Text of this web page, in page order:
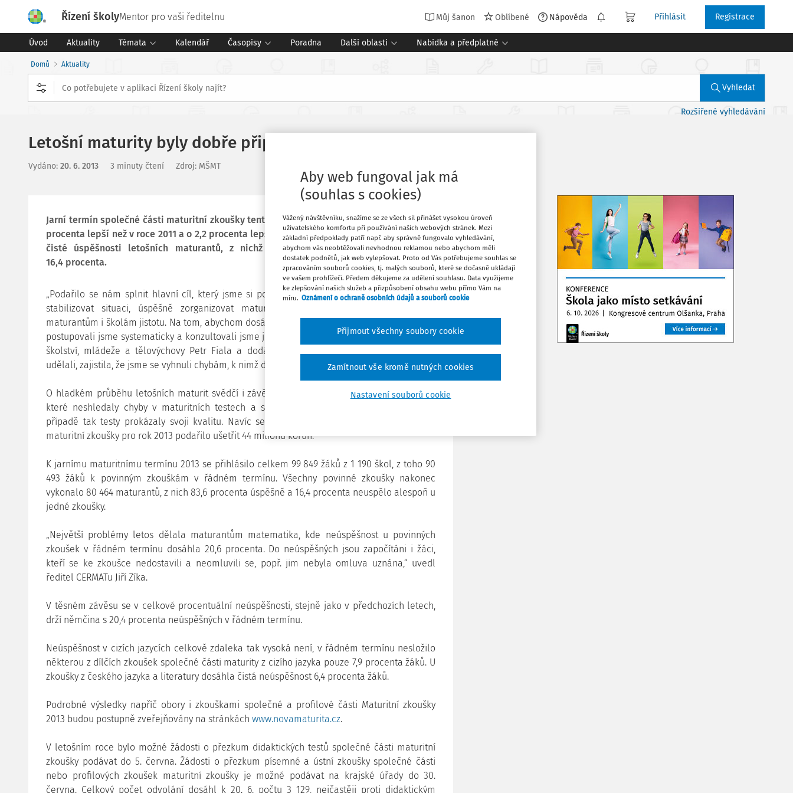
Řízení školyMentor pro vaši ředitelnu Můj šanon Oblíbené Nápověda Přihlásit Registrace
Úvod Aktuality Témata Kalendář Časopisy Poradna Další oblasti Nabídka a předplatné
Domů Aktuality
Vyhledat
Rozšířené vyhledávání
Letošní maturity byly dobře připraveny a proběhly úspěšně
Vydáno: 20. 6. 2013 3 minuty čtení Zdroj: MŠMT
Jarní termín společné části maturitní zkoušky tentokrát proběhl v klidu a bez chyb. O půl
procenta lepší než v roce 2011 a o 2,2 procenta lepší než vloni. Takový je celkový výsledek
čisté úspěšnosti letošních maturantů, z nichž neuspělo alespoň u jedné zkoušky
16,4 procenta.
„Podařilo se nám splnit hlavní cíl, který jsme si po nepovedeném loňském ročníku dali –
stabilizovat situaci, úspěšně zorganizovat maturity, nepoškozovat zájmy žáků a dát
maturantům i školám jistotu. Na tom, abychom dosáhli tohoto stavu, jsme pracovali celý rok,
postupovali jsme systematicky a konzultovali jsme jednotlivé kroky s odborníky,“ říká ministr
školství, mládeže a tělovýchovy Petr Fiala a dodává „Jsem rád, že opatření, která jsme
udělali, zajistila, že jsme se vyhnuli chybám, k nimž docházelo v minulém roce.“
O hladkém průběhu letošních maturit svědčí i závěry validačních komisí MŠMT a CERMATu,
které neshledaly chyby v maturitních testech a s výjimkou úpravy hodnocení v jednom
případě tak testy prokázaly svoji kvalitu. Navíc se oproti původně plánovanému modelu
maturitní zkoušky pro rok 2013 podařilo ušetřit 44 milionů korun.
K jarnímu maturitnímu termínu 2013 se přihlásilo celkem 99 849 žáků z 1 190 škol, z toho 90
493 žáků k povinným zkouškám v řádném termínu. Všechny povinné zkoušky nakonec
vykonalo 80 464 maturantů, z nich 83,6 procenta úspěšně a 16,4 procenta neuspělo alespoň u
jedné zkoušky.
„Největší problémy letos dělala maturantům matematika, kde neúspěšnost u povinných
zkoušek v řádném termínu dosáhla 20,6 procenta. Do neúspěšných jsou započítáni i žáci,
kteří se ke zkoušce nedostavili a neomluvili se, popř. jim nebyla omluva uznána,“ uvedl
ředitel CERMATu Jiří Zíka.
V těsném závěsu se v celkové procentuální neúspěšnosti, stejně jako v předchozích letech,
drží němčina s 20,4 procenta neúspěšných v řádném termínu.
Neúspěšnost v cizích jazycích celkově zdaleka tak vysoká není, v řádném termínu nesložilo
některou z dílčích zkoušek společné části maturity z cizího jazyka pouze 7,9 procenta žáků. U
zkoušky z českého jazyka a literatury dosáhla čistá neúspěšnost 6,4 procenta žáků.
Podrobné výsledky napříč obory i zkouškami společné a profilové části Maturitní zkoušky
2013 budou postupně zveřejňovány na stránkách www.novamaturita.cz.
V letošním roce bylo možné žádosti o přezkum didaktických testů společné části maturitní
zkoušky podávat do 5. června. Žádosti o přezkum písemné a ústní zkoušky společné části
nebo profilových zkoušek maturitní zkoušky je možné podávat na krajské úřady do 30.
června. Celkový počet odvolání dosáhl k 20. 6. počtu 3 129, nejčastěji proti didaktickým
Oblíbené
Stáhnout
Tisknout
Aby web fungoval jak má
(souhlas s cookies)
Vážený návštěvníku, snažíme se ze všech sil přinášet vysokou úroveň
uživatelského komfortu při používání našich webových stránek. Mezi
základní předpoklady patří např. aby správně fungovalo vyhledávání,
abychom vás neobtěžovali nevhodnou reklamou nebo abychom měli
dostatek podnětů, jak web vylepšovat. Proto od Vás potřebujeme souhlas se
zpracováním souborů cookies, tj. malých souborů, které se dočasně ukládají
ve vašem prohlížeči. Předem děkujeme za udělení souhlasu. Data využijeme
ke zlepšování našich služeb a přizpůsobení obsahu webu přímo Vám na
míru. Oznámení o ochraně osobních údajů a souborů cookie
Nastavení souborů cookie
Zamítnout vše kromě nutných cookies
Přijmout všechny soubory cookie